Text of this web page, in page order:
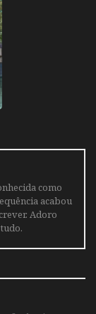
como
acabou
Adoro